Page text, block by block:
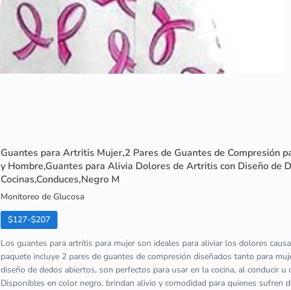
Guantes para Artritis Mujer,2 Pares de Guantes de Compresión
y Hombre,Guantes para Alivia Dolores de Artritis con Diseño de
Cocinas,Conduces,Negro M
Monitoreo de Glucosa
$127-$207
Los guantes para artritis para mujer son ideales para aliviar los dolores
paquete incluye 2 pares de guantes de compresión diseñados tanto para
diseño de dedos abiertos, son perfectos para usar en la cocina, al conducir u
Disponibles en color negro, brindan alivio y comodidad para quienes sufren